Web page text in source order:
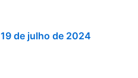
19 de julho de 2024